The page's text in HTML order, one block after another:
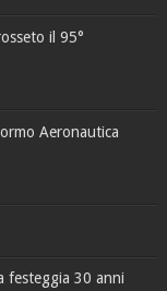
il 95°
Aeronautica
festeggia 30 anni